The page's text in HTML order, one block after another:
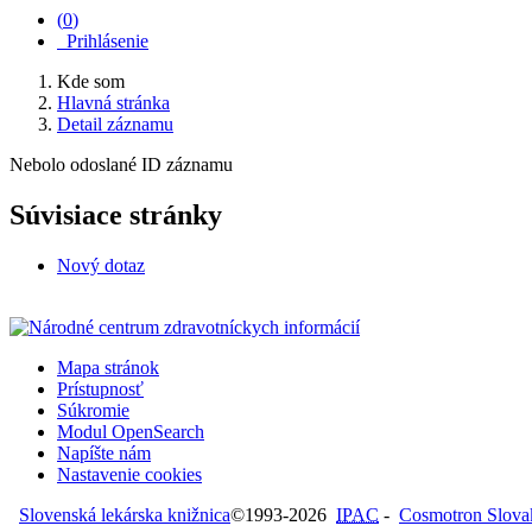
(0)
Prihlásenie
Kde som
Hlavná stránka
Detail záznamu
Nebolo odoslané ID záznamu
Súvisiace stránky
Nový dotaz
Mapa stránok
Prístupnosť
Súkromie
Modul OpenSearch
Napíšte nám
Nastavenie cookies
Slovenská lekárska knižnica©1993-2026 IPAC - Cosmotron